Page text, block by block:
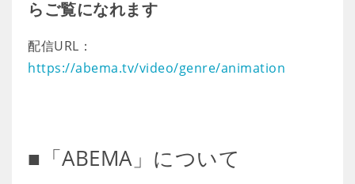
らご覧になれます
配信URL：
https://abema.tv/video/genre/animation
■「ABEMA」について